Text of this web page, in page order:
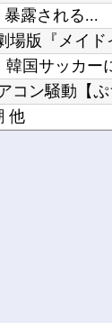
暴露される...
場版『メイ
韓国サッカー
コン騒動【
他